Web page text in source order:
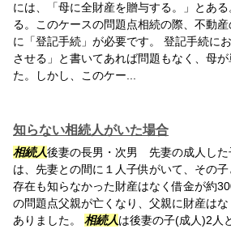
には、「母に全財産を贈与する。」とあ
る。このケースの問題点相続の際、不動
に「登記手続」が必要です。 登記手続に
させる」と書いてあれば問題もなく、母
た。しかし、このケー...
知らない相続人がいた場合
相続人後妻の長男・次男 先妻の成人した
は、先妻との間に１人子供がいて、その子
存在も知らなかった財産はなく借金が約
の問題点父親が亡くなり、父親に財産は
ありました。 相続人は後妻の子(成人)2人